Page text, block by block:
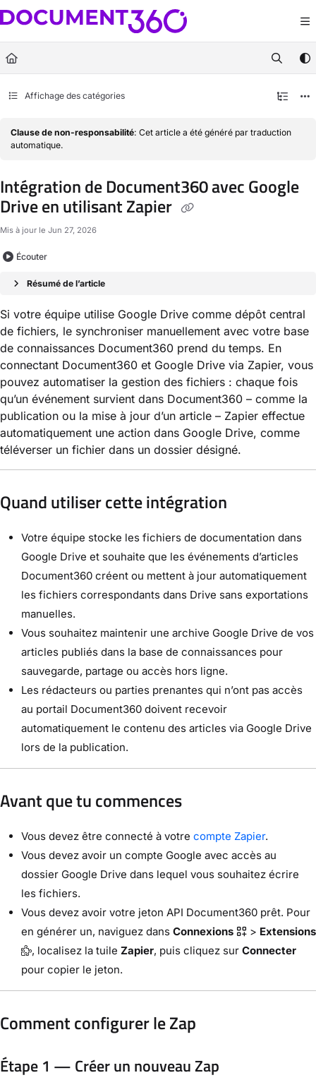
Documentation Index
Fetch the complete documentation index at:https://docs.document360.com/
Use this file to discover all available pages before exploring further.
Affichage des catégories
Clause de non-responsabilité: Cet article a été généré par traduction
automatique.
Intégration de Document360 avec Google
Drive en utilisant Zapier
Mis à jour le Jun 27, 2026
Écouter
Résumé de l’article
Si votre équipe utilise Google Drive comme dépôt central
de fichiers, le synchroniser manuellement avec votre base
de connaissances Document360 prend du temps. En
connectant Document360 et Google Drive via Zapier, vous
pouvez automatiser la gestion des fichiers : chaque fois
qu’un événement survient dans Document360 – comme la
publication ou la mise à jour d’un article – Zapier effectue
automatiquement une action dans Google Drive, comme
téléverser un fichier dans un dossier désigné.
Quand utiliser cette intégration
Votre équipe stocke les fichiers de documentation dans
Google Drive et souhaite que les événements d’articles
Document360 créent ou mettent à jour automatiquement
les fichiers correspondants dans Drive sans exportations
manuelles.
Vous souhaitez maintenir une archive Google Drive de vos
articles publiés dans la base de connaissances pour
sauvegarde, partage ou accès hors ligne.
Les rédacteurs ou parties prenantes qui n’ont pas accès
au portail Document360 doivent recevoir
automatiquement le contenu des articles via Google Drive
lors de la publication.
Avant que tu commences
Vous devez être connecté à votre compte Zapier.
Vous devez avoir un compte Google avec accès au
dossier Google Drive dans lequel vous souhaitez écrire
les fichiers.
Vous devez avoir votre jeton API Document360 prêt. Pour
en générer un, naviguez dans Connexions > Extensions
, localisez la tuile Zapier, puis cliquez sur Connecter
pour copier le jeton.
Comment configurer le Zap
Étape 1 — Créer un nouveau Zap